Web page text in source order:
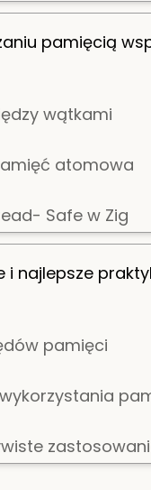
pamięcią
wątkami
atomowa
Safe w Zig
i najlepsze
pamięci